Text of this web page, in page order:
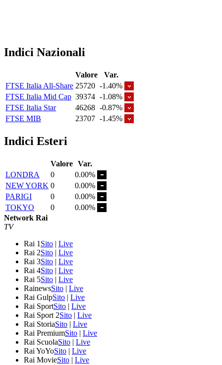
Indici Nazionali
Valore
Var.
FTSE Italia All-Share 25720 -1.40%
FTSE Italia Mid Cap 39374 -1.08%
FTSE Italia Star
46268 -0.87%
FTSE MIB
23707 -1.45%
Indici Esteri
Valore Var.
LONDRA
0
0.00%
NEW YORK 0
0.00%
PARIGI
0
0.00%
TOKYO
0
0.00%
Network Rai
TV
Rai 1 Sito | Live
Rai 2Sito | Live
Rai 3Sito | Live
Rai 4Sito | Live
Rai 5Sito | Live
RainewsSito | Live
Rai GulpSito | Live
Rai SportSito | Live
Rai Sport 2Sito | Live
Rai StoriaSito | Live
Rai PremiumSito | Live
Rai ScuolaSito | Live
Rai YoYoSito | Live
Rai MovieSito | Live